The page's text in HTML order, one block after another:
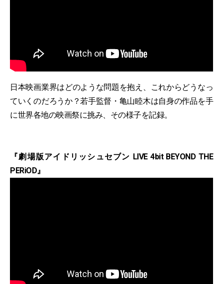
日本映画業界はどのような問題を抱え、これからどうなっ
ていくのだろうか？若手監督・亀山睦木は自身の作品を手
に世界各地の映画祭に挑み、その様子を記録。
『劇場版アイドリッシュセブン LIVE 4bit BEYOND THE
PERiOD』